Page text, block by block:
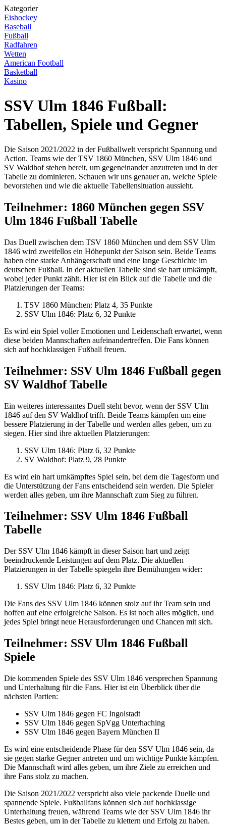
Kategorier
Eishockey
Baseball
Fußball
Radfahren
Wetten
American Football
Basketball
Kasino
SSV Ulm 1846 Fußball:
Tabellen, Spiele und Gegner
Die Saison 2021/2022 in der Fußballwelt verspricht Spannung und
Action. Teams wie der TSV 1860 München, SSV Ulm 1846 und
SV Waldhof stehen bereit, um gegeneinander anzutreten und in der
Tabelle zu dominieren. Schauen wir uns genauer an, welche Spiele
bevorstehen und wie die aktuelle Tabellensituation aussieht.
Teilnehmer: 1860 München gegen SSV
Ulm 1846 Fußball Tabelle
Das Duell zwischen dem TSV 1860 München und dem SSV Ulm
1846 wird zweifellos ein Höhepunkt der Saison sein. Beide Teams
haben eine starke Anhängerschaft und eine lange Geschichte im
deutschen Fußball. In der aktuellen Tabelle sind sie hart umkämpft,
wobei jeder Punkt zählt. Hier ist ein Blick auf die Tabelle und die
Platzierungen der Teams:
TSV 1860 München: Platz 4, 35 Punkte
SSV Ulm 1846: Platz 6, 32 Punkte
Es wird ein Spiel voller Emotionen und Leidenschaft erwartet, wenn
diese beiden Mannschaften aufeinandertreffen. Die Fans können
sich auf hochklassigen Fußball freuen.
Teilnehmer: SSV Ulm 1846 Fußball gegen
SV Waldhof Tabelle
Ein weiteres interessantes Duell steht bevor, wenn der SSV Ulm
1846 auf den SV Waldhof trifft. Beide Teams kämpfen um eine
bessere Platzierung in der Tabelle und werden alles geben, um zu
siegen. Hier sind ihre aktuellen Platzierungen:
SSV Ulm 1846: Platz 6, 32 Punkte
SV Waldhof: Platz 9, 28 Punkte
Es wird ein hart umkämpftes Spiel sein, bei dem die Tagesform und
die Unterstützung der Fans entscheidend sein werden. Die Spieler
werden alles geben, um ihre Mannschaft zum Sieg zu führen.
Teilnehmer: SSV Ulm 1846 Fußball
Tabelle
Der SSV Ulm 1846 kämpft in dieser Saison hart und zeigt
beeindruckende Leistungen auf dem Platz. Die aktuellen
Platzierungen in der Tabelle spiegeln ihre Bemühungen wider:
SSV Ulm 1846: Platz 6, 32 Punkte
Die Fans des SSV Ulm 1846 können stolz auf ihr Team sein und
hoffen auf eine erfolgreiche Saison. Es ist noch alles möglich, und
jedes Spiel bringt neue Herausforderungen und Chancen mit sich.
Teilnehmer: SSV Ulm 1846 Fußball
Spiele
Die kommenden Spiele des SSV Ulm 1846 versprechen Spannung
und Unterhaltung für die Fans. Hier ist ein Überblick über die
nächsten Partien:
SSV Ulm 1846 gegen FC Ingolstadt
SSV Ulm 1846 gegen SpVgg Unterhaching
SSV Ulm 1846 gegen Bayern München II
Es wird eine entscheidende Phase für den SSV Ulm 1846 sein, da
sie gegen starke Gegner antreten und um wichtige Punkte kämpfen.
Die Mannschaft wird alles geben, um ihre Ziele zu erreichen und
ihre Fans stolz zu machen.
Die Saison 2021/2022 verspricht also viele packende Duelle und
spannende Spiele. Fußballfans können sich auf hochklassige
Unterhaltung freuen, während Teams wie der SSV Ulm 1846 ihr
Bestes geben, um in der Tabelle zu klettern und Erfolg zu haben.